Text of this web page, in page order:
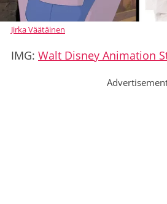
Jirka Väätäinen
IMG: Walt Disney Animation